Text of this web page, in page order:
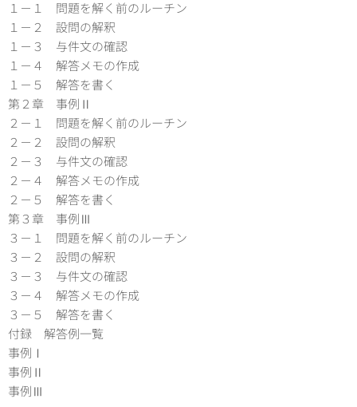
１－１ 問題を解く前のルーチン
１－２ 設問の解釈
１－３ 与件文の確認
１－４ 解答メモの作成
１－５ 解答を書く
第２章 事例Ⅱ
２－１ 問題を解く前のルーチン
２－２ 設問の解釈
２－３ 与件文の確認
２－４ 解答メモの作成
２－５ 解答を書く
第３章 事例Ⅲ
３－１ 問題を解く前のルーチン
３－２ 設問の解釈
３－３ 与件文の確認
３－４ 解答メモの作成
３－５ 解答を書く
付録 解答例一覧
事例Ⅰ
事例Ⅱ
事例Ⅲ